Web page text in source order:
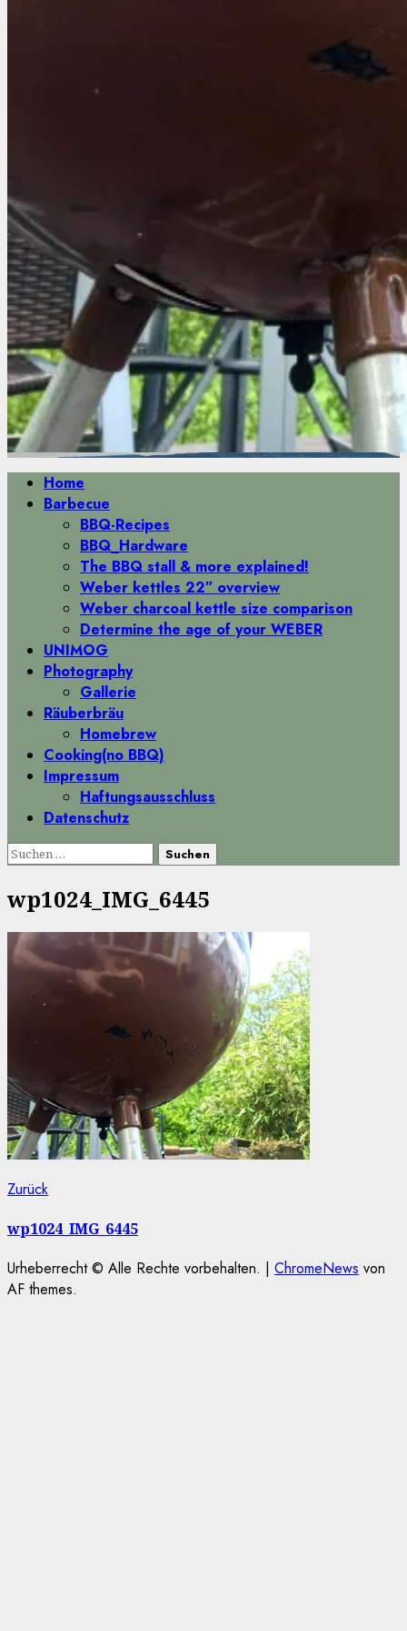
Primäres
Menü
Home
Barbecue
BBQ-Recipes
BBQ_Hardware
The BBQ stall & more explained!
Weber kettles 22″ overview
Weber charcoal kettle size comparison
Determine the age of your WEBER
UNIMOG
Photography
Gallerie
Räuberbräu
Homebrew
Cooking(no BBQ)
Impressum
Haftungsausschluss
Datenschutz
Suchen
wp1024_IMG_6445
Beitragsnavigation
ZurückVorheriger
wp1024_IMG_6445
Urheberrecht © Alle Rechte vorbehalten. | ChromeNews von
AF themes.